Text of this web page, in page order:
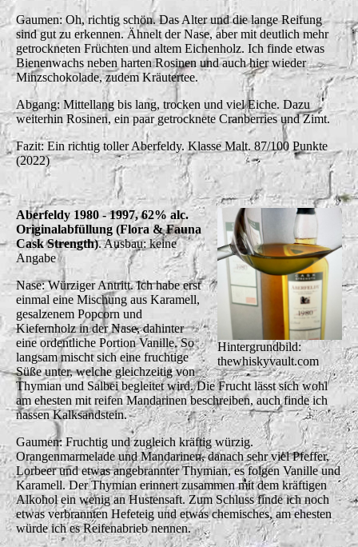
Gaumen: Oh, richtig schön. Das Alter und die lange Reifung
sind gut zu erkennen. Ähnelt der Nase, aber mit deutlich mehr
getrockneten Früchten und altem Eichenholz. Ich finde etwas
Bienenwachs neben harten Rosinen und auch hier wieder
Minzschokolade, zudem Kräutertee.
Abgang: Mittellang bis lang, trocken und viel Eiche. Dazu
weiterhin Rosinen, ein paar getrocknete Cranberries und Zimt.
Fazit: Ein richtig toller Aberfeldy. Klasse Malt. 87/100 Punkte
(2022)
Hintergrundbild:
thewhiskyvault.com
Aberfeldy 1980 - 1997, 62% alc.
Originalabfüllung (Flora & Fauna
Cask Strength). Ausbau: keine
Angabe
Nase: Würziger Antritt. Ich habe erst
einmal eine Mischung aus Karamell,
gesalzenem Popcorn und
Kiefernholz in der Nase, dahinter
eine ordentliche Portion Vanille. So
langsam mischt sich eine fruchtige
Süße unter, welche gleichzeitig von
Thymian und Salbei begleitet wird. Die Frucht lässt sich wohl
am ehesten mit reifen Mandarinen beschreiben, auch finde ich
nassen Kalksandstein.
Gaumen: Fruchtig und zugleich kräftig würzig.
Orangenmarmelade und Mandarinen, danach sehr viel Pfeffer,
Lorbeer und etwas angebrannter Thymian, es folgen Vanille und
Karamell. Der Thymian erinnert zusammen mit dem kräftigen
Alkohol ein wenig an Hustensaft. Zum Schluss finde ich noch
etwas verbrannten Hefeteig und etwas chemisches, am ehesten
würde ich es Reifenabrieb nennen.